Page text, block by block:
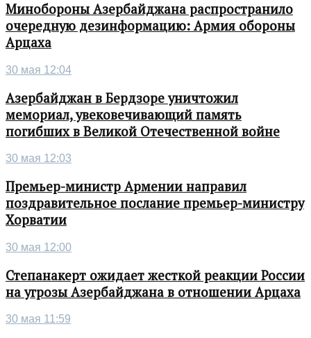
Минобороны Азербайджана распространило
очередную дезинформацию: Армия обороны
Арцаха
30 мая 12:04
Азербайджан в Бердзоре уничтожил
мемориал, увековечивающий память
погибших в Великой Отечественной войне
30 мая 12:03
Премьер-министр Армении направил
поздравительное послание премьер-министру
Хорватии
30 мая 12:00
Степанакерт ожидает жесткой реакции России
на угрозы Азербайджана в отношении Арцаха
30 мая 11:59